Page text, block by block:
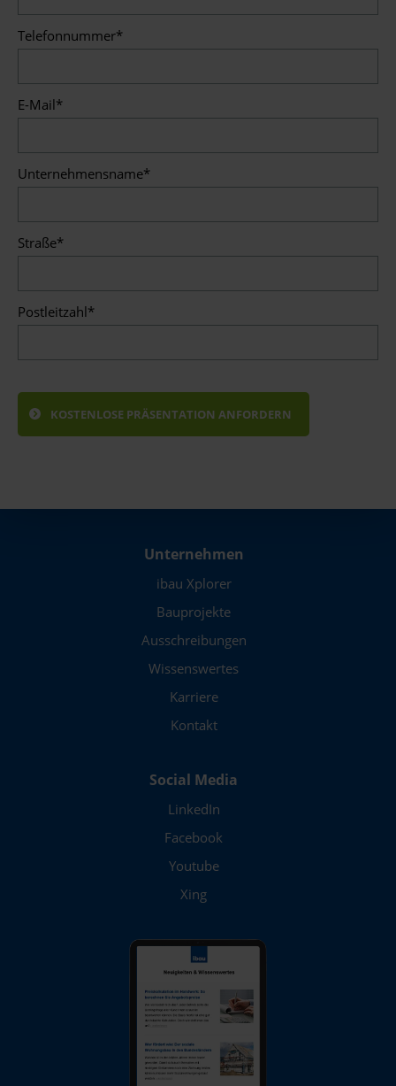
Telefonnummer*
E-Mail*
Unternehmensname*
Straße*
Postleitzahl*
Unternehmen
ibau Xplorer
Bauprojekte
Ausschreibungen
Wissenswertes
Karriere
Kontakt
Social Media
LinkedIn
Facebook
Youtube
Xing